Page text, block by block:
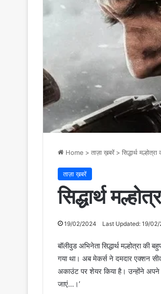
Home > ताज़ा ख़बरें > सिद्धार्थ
ताज़ा ख़बरें
सिद्धार्थ
19/02/2024 Last Updated: 19/
बॉलीवुड अभिनेता सिद्धार्थ मल्होत्रा की
गया था। अब मेकर्स ने दमदार एक्शन
अकाउंट पर शेयर किया है। उन्होंने
जाएं…।’